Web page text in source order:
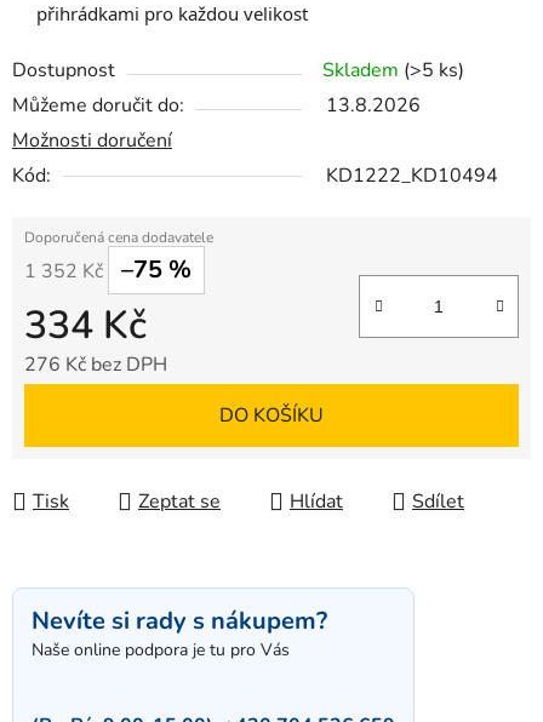
přihrádkami pro každou velikost
Dostupnost Skladem (>5 ks)
Můžeme doručit do:
13.8.2026
Možnosti doručení
Kód:
KD1222_KD10494
1 352 Kč –75 %
334 Kč
276 Kč bez DPH
DO KOŠÍKU
Tisk Zeptat se Hlídat Sdílet
Nevíte si rady s nákupem?
Naše online podpora je tu pro Vás